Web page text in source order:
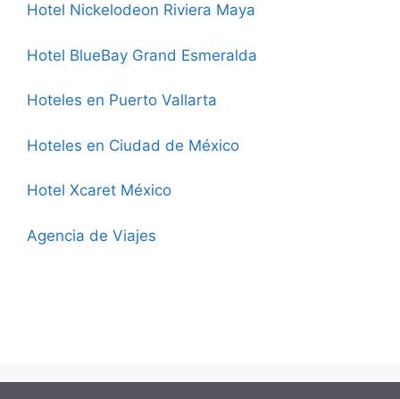
Hotel Nickelodeon Riviera Maya
Hotel BlueBay Grand Esmeralda
Hoteles en Puerto Vallarta
Hoteles en Ciudad de México
Hotel Xcaret México
Agencia de Viajes